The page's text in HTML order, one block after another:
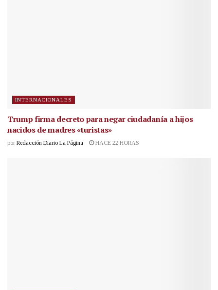
INTERNACIONALES
Trump firma decreto para negar ciudadanía a hijos
nacidos de madres «turistas»
por Redacción Diario La Página HACE 22 HORAS